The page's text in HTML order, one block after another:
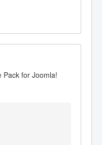
Pack for Joomla!